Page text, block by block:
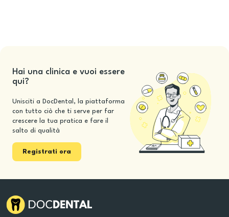
Hai una clinica e vuoi essere
qui?
Unisciti a DocDental, la piattaforma
con tutto ciò che ti serve per far
crescere la tua pratica e fare il
salto di qualità
Registrati ora